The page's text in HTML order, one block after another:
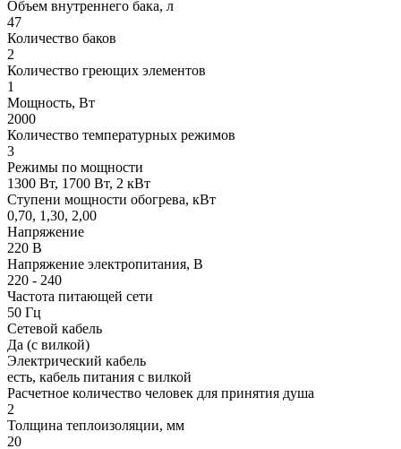
Объем внутреннего бака, л
47
Количество баков
2
Количество греющих элементов
1
Мощность, Вт
2000
Количество температурных режимов
3
Режимы по мощности
1300 Вт, 1700 Вт, 2 кВт
Ступени мощности обогрева, кВт
0,70, 1,30, 2,00
Напряжение
220 В
Напряжение электропитания, В
220 - 240
Частота питающей сети
50 Гц
Сетевой кабель
Да (с вилкой)
Электрический кабель
есть, кабель питания с вилкой
Расчетное количество человек для принятия душа
2
Толщина теплоизоляции, мм
20